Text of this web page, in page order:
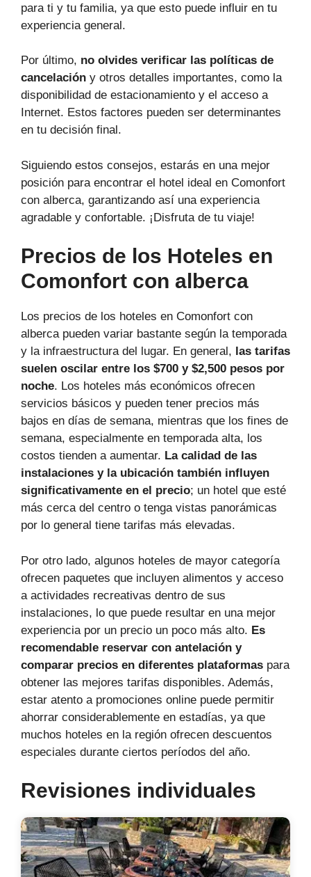
para ti y tu familia, ya que esto puede influir en tu
experiencia general.
Por último, no olvides verificar las políticas de
cancelación y otros detalles importantes, como la
disponibilidad de estacionamiento y el acceso a
Internet. Estos factores pueden ser determinantes
en tu decisión final.
Siguiendo estos consejos, estarás en una mejor
posición para encontrar el hotel ideal en Comonfort
con alberca, garantizando así una experiencia
agradable y confortable. ¡Disfruta de tu viaje!
Precios de los Hoteles en
Comonfort con alberca
Los precios de los hoteles en Comonfort con
alberca pueden variar bastante según la temporada
y la infraestructura del lugar. En general, las tarifas
suelen oscilar entre los $700 y $2,500 pesos por
noche. Los hoteles más económicos ofrecen
servicios básicos y pueden tener precios más
bajos en días de semana, mientras que los fines de
semana, especialmente en temporada alta, los
costos tienden a aumentar. La calidad de las
instalaciones y la ubicación también influyen
significativamente en el precio; un hotel que esté
más cerca del centro o tenga vistas panorámicas
por lo general tiene tarifas más elevadas.
Por otro lado, algunos hoteles de mayor categoría
ofrecen paquetes que incluyen alimentos y acceso
a actividades recreativas dentro de sus
instalaciones, lo que puede resultar en una mejor
experiencia por un precio un poco más alto. Es
recomendable reservar con antelación y
comparar precios en diferentes plataformas para
obtener las mejores tarifas disponibles. Además,
estar atento a promociones online puede permitir
ahorrar considerablemente en estadías, ya que
muchos hoteles en la región ofrecen descuentos
especiales durante ciertos períodos del año.
Revisiones individuales